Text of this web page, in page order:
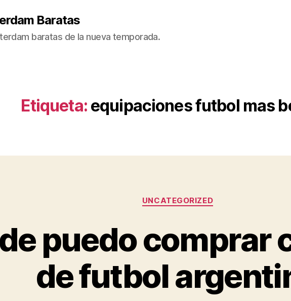
Baratas
baratas de la nueva temporada.
Etiqueta: equipaciones futbol mas
Categorías
UNCATEGORIZED
puedo comprar
de futbol